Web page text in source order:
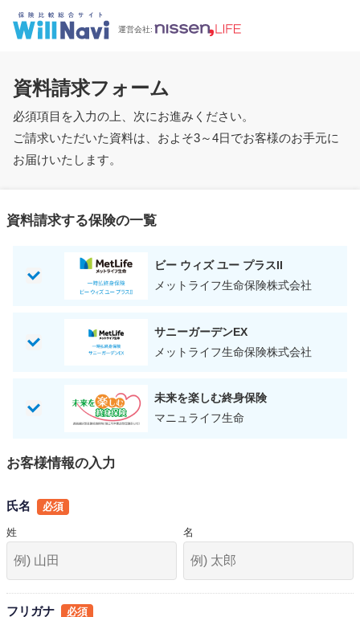
運営会社:
資料請求フォーム
必須項目を入力の上、次にお進みください。
ご請求いただいた資料は、およそ3～4日でお客様のお手元に
お届けいたします。
資料請求する保険の一覧
ビー ウィズ ユー プラスII
メットライフ生命保険株式会社
サニーガーデンEX
メットライフ生命保険株式会社
未来を楽しむ終身保険
マニュライフ生命
お客様情報の入力
氏名
姓 名
フリガナ